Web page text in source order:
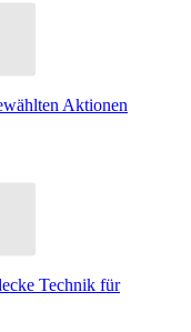
Aktionen
Technik für